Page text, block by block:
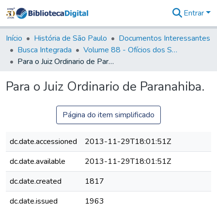
&
Coleções
Tudo na
Biblioteca
Estatísticas
Entrar
Início História de São Paulo
Documentos Interessantes
Busca Integrada
Volume 88 - Ofícios dos Senhores Governadores Interinos da Capitania de São Paulo (1817- 1819)
Para o Juiz Ordinario de Paranahiba.
Para o Juiz Ordinario de Paranahiba.
Página do item simplificado
dc.date.accessioned
2013-11-29T18:01:51Z
dc.date.available
2013-11-29T18:01:51Z
dc.date.created
1817
dc.date.issued
1963